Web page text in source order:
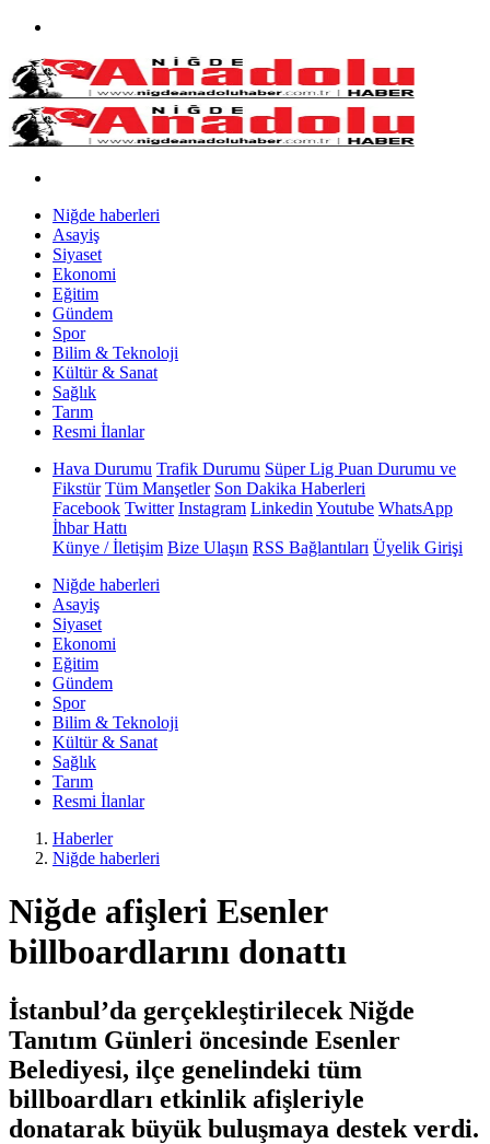
Niğde haberleri
Asayiş
Siyaset
Ekonomi
Eğitim
Gündem
Spor
Bilim & Teknoloji
Kültür & Sanat
Sağlık
Tarım
Resmi İlanlar
Hava Durumu Trafik Durumu Süper Lig Puan Durumu ve
Fikstür Tüm Manşetler Son Dakika Haberleri
Facebook Twitter Instagram Linkedin Youtube WhatsApp
İhbar Hattı
Künye / İletişim Bize Ulaşın RSS Bağlantıları Üyelik Girişi
Niğde haberleri
Asayiş
Siyaset
Ekonomi
Eğitim
Gündem
Spor
Bilim & Teknoloji
Kültür & Sanat
Sağlık
Tarım
Resmi İlanlar
Haberler
Niğde haberleri
Niğde afişleri Esenler
billboardlarını donattı
İstanbul’da gerçekleştirilecek Niğde
Tanıtım Günleri öncesinde Esenler
Belediyesi, ilçe genelindeki tüm
billboardları etkinlik afişleriyle
donatarak büyük buluşmaya destek verdi.